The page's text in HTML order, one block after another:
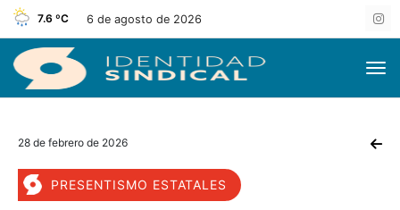
7.6 ºC 6 de agosto de 2026
28 de febrero de 2026
PRESENTISMO ESTATALES